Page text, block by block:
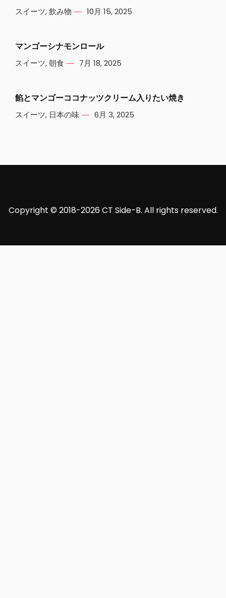
スイーツ,飲み物 10月 15, 2025
マンゴーシナモンロール
スイーツ,朝食 7月 18, 2025
餡とマンゴーココナッツクリーム入りたい焼き
スイーツ, 日本の味 6月 3, 2025
Copyright © 2018-2026 CT Side-B. All rights reserved.